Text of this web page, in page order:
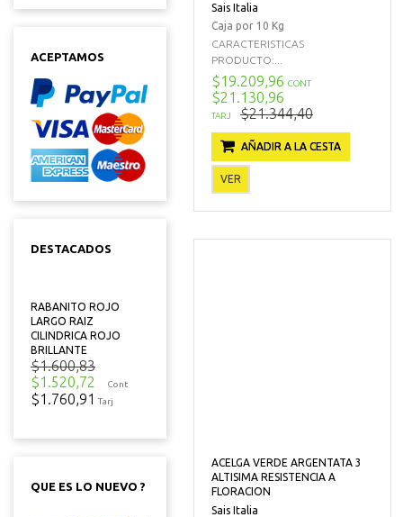
ACEPTAMOS
DESTACADOS
RABANITO ROJO
LARGO RAIZ
CILINDRICA ROJO
BRILLANTE
$1.600,83
$1.520,72
Cont
$1.760,91 Tarj
QUE ES LO NUEVO ?
Sais Italia
Caja por 10 Kg
CARACTERISTICAS
PRODUCTO:...
$19.209,96 CONT
$21.130,96
TARJ $21.344,40
AÑADIR A LA CESTA
VER
ACELGA VERDE ARGENTATA 3
ALTISIMA RESISTENCIA A
FLORACION
Sais Italia